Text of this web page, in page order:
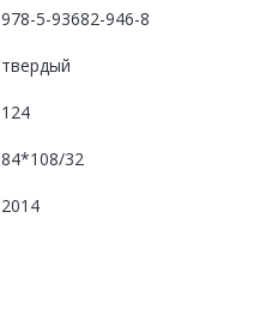
978-5-93682-946-8
твердый
124
84*108/32
2014